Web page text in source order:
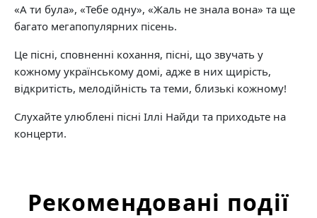
«А ти була», «Тебе одну», «Жаль не знала вона» та ще
багато мегапопулярних пісень.
Це пісні, сповненні кохання, пісні, що звучать у
кожному українському домі, адже в них щирість,
відкритість, мелодійність та теми, близькі кожному!
Слухайте улюблені пісні Іллі Найди та приходьте на
концерти.
Рекомендовані події